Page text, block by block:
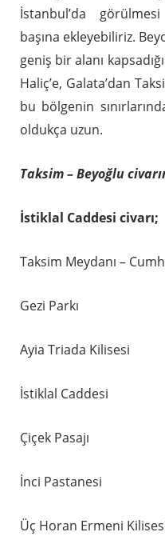
İstanbul’da
başına ekleyebiliriz.
geniş bir alanı
Haliç’e, Galata’dan
bu bölgenin
oldukça uzun.
Taksim – Beyoğlu
İstiklal Caddesi civarı;
Taksim Meydanı –
Gezi Parkı
Ayia Triada Kilisesi
İstiklal Caddesi
Çiçek Pasajı
İnci Pastanesi
Üç Horan Ermeni